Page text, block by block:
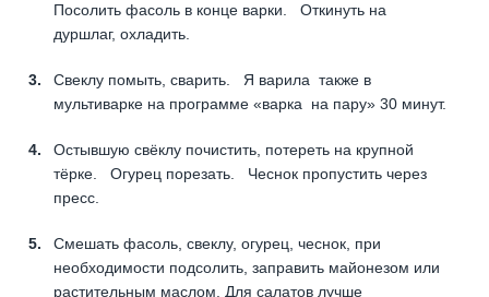
Посолить фасоль в конце варки. Откинуть на
дуршлаг, охладить.
Свеклу помыть, сварить. Я варила также в
мультиварке на программе «варка на пару» 30 минут.
Остывшую свёклу почистить, потереть на крупной
тёрке. Огурец порезать. Чеснок пропустить через
пресс.
Смешать фасоль, свеклу, огурец, чеснок, при
необходимости подсолить, заправить майонезом или
растительным маслом. Для салатов лучше